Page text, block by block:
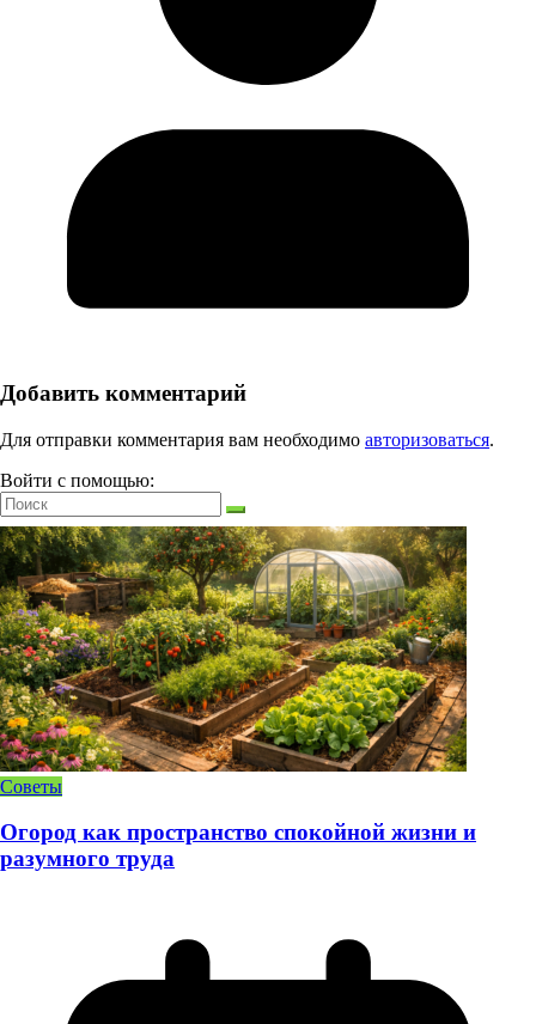
Добавить комментарий
Для отправки комментария вам необходимо авторизоваться.
Войти с помощью:
Советы
Огород как пространство спокойной жизни и
разумного труда